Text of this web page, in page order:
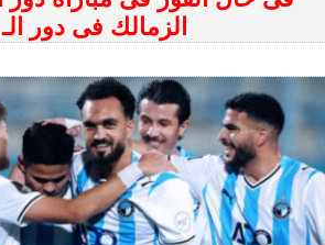
الزمالك فى دور الـ 32